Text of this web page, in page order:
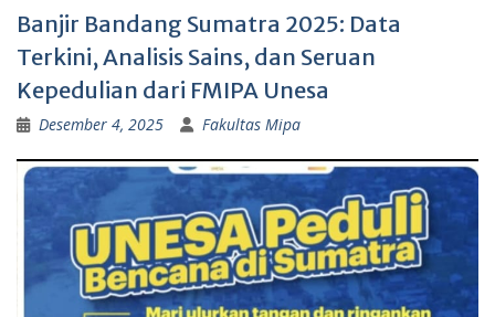
Banjir Bandang Sumatra 2025: Data
Terkini, Analisis Sains, dan Seruan
Kepedulian dari FMIPA Unesa
Desember 4, 2025 Fakultas Mipa